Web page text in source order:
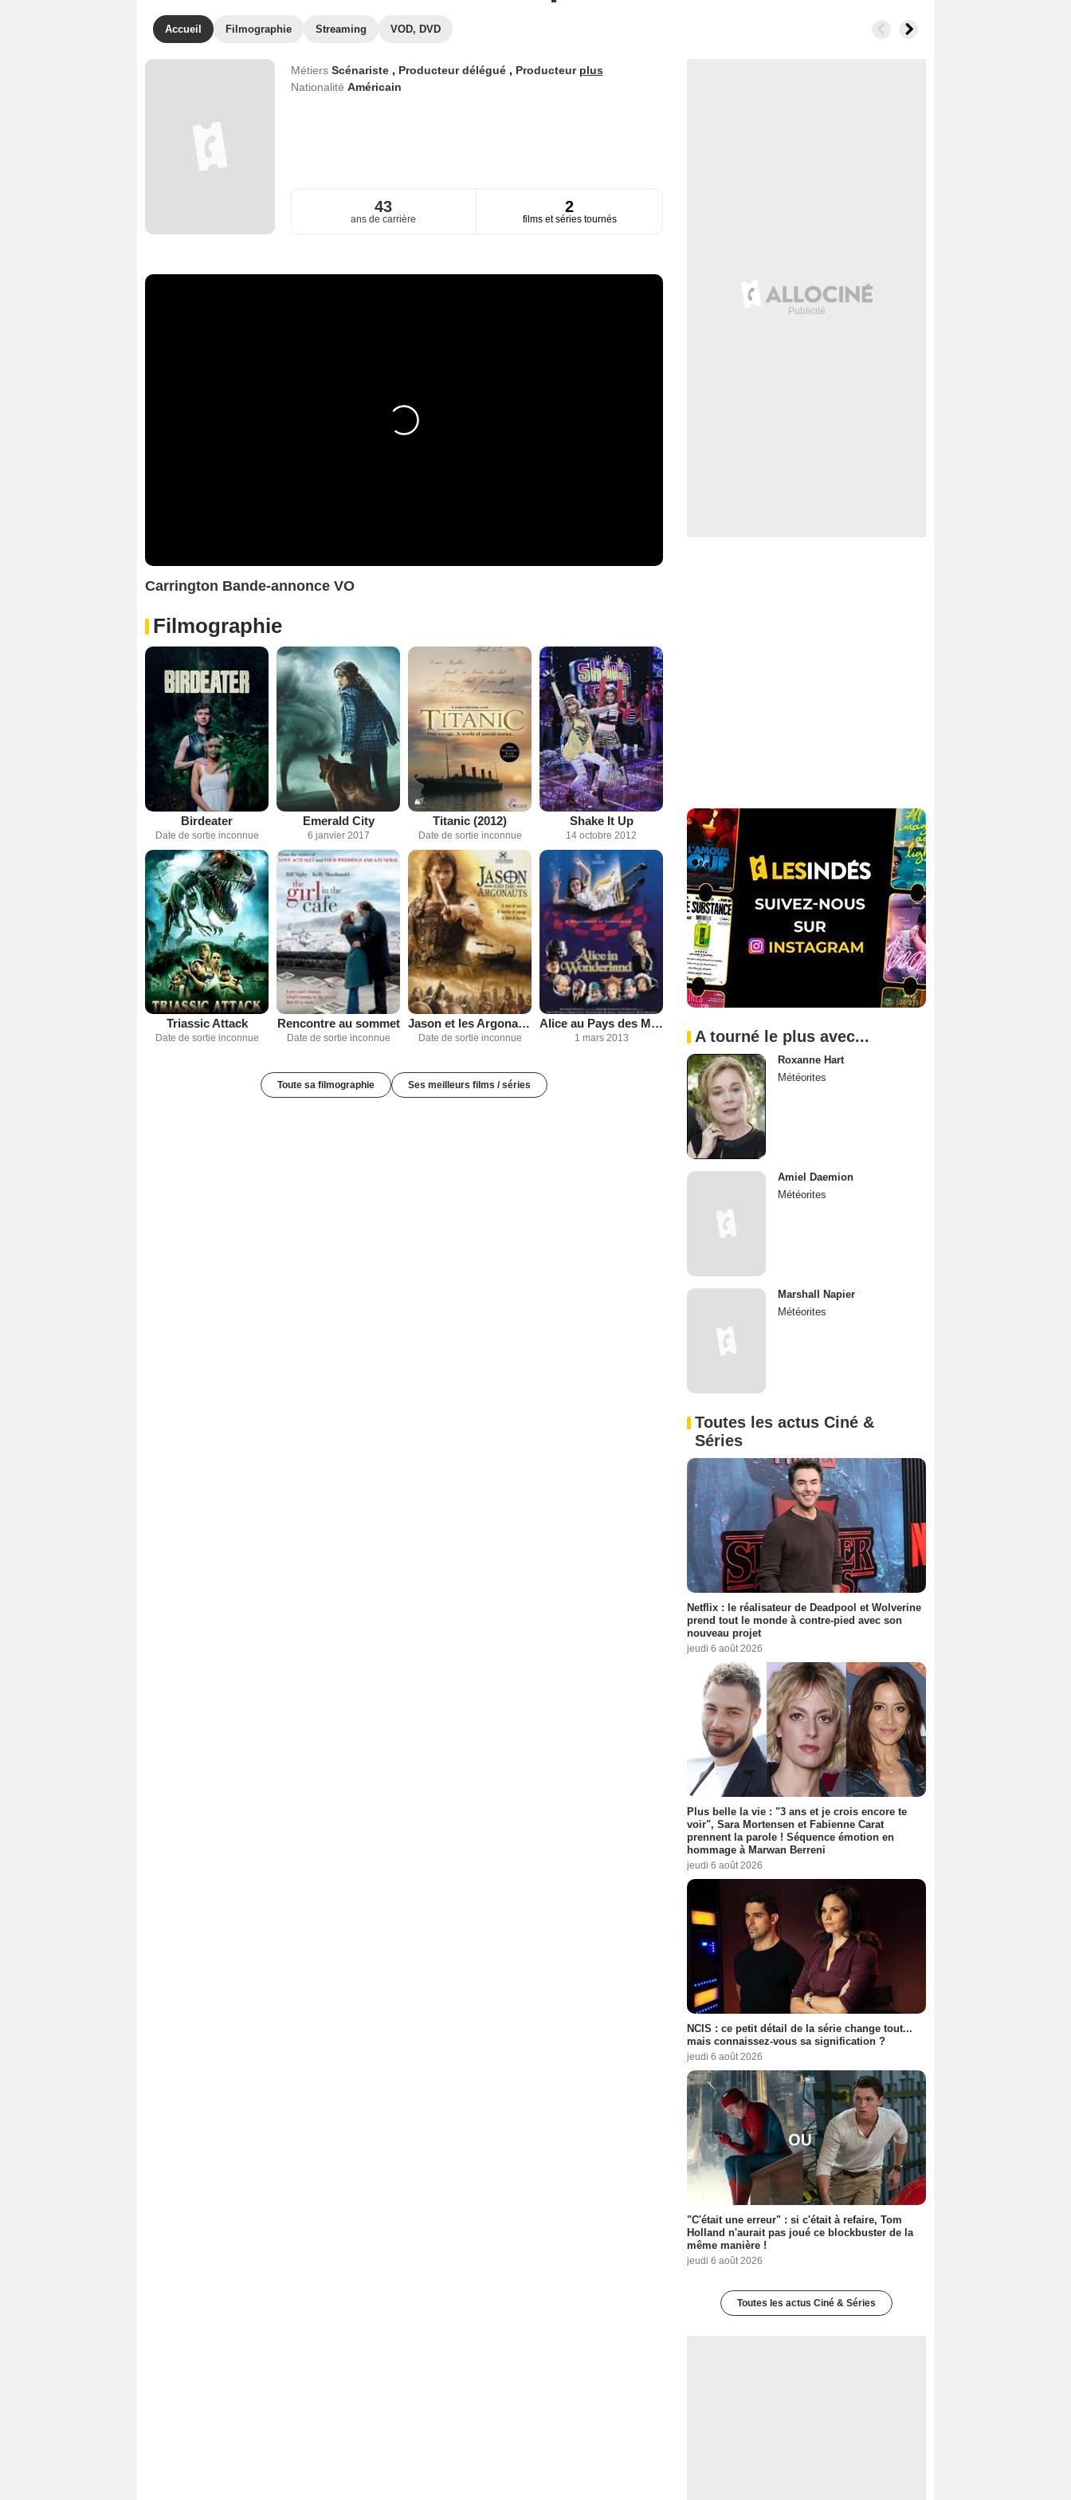
Accueil Filmographie Streaming VOD, DVD
Métiers Scénariste , Producteur délégué , Producteur plus
Nationalité Américain
43
ans de carrière
2
films et séries tournés
Carrington Bande-annonce VO
Filmographie
Birdeater
Date de sortie inconnue
Emerald City
6 janvier 2017
Titanic (2012)
Date de sortie inconnue
Shake It Up
14 octobre 2012
Triassic Attack
Date de sortie inconnue
Rencontre au sommet
Date de sortie inconnue
Jason et les Argonautes
Date de sortie inconnue
Alice au Pays des Merveilles
1 mars 2013
Toute sa filmographie Ses meilleurs films / séries
A tourné le plus avec...
Roxanne Hart
Météorites
Amiel Daemion
Météorites
Marshall Napier
Météorites
Toutes les actus Ciné &
Séries
Netflix : le réalisateur de Deadpool et Wolverine
prend tout le monde à contre-pied avec son
nouveau projet
jeudi 6 août 2026
Plus belle la vie : "3 ans et je crois encore te
voir", Sara Mortensen et Fabienne Carat
prennent la parole ! Séquence émotion en
hommage à Marwan Berreni
jeudi 6 août 2026
NCIS : ce petit détail de la série change tout...
mais connaissez-vous sa signification ?
jeudi 6 août 2026
"C'était une erreur" : si c'était à refaire, Tom
Holland n'aurait pas joué ce blockbuster de la
même manière !
jeudi 6 août 2026
Toutes les actus Ciné & Séries